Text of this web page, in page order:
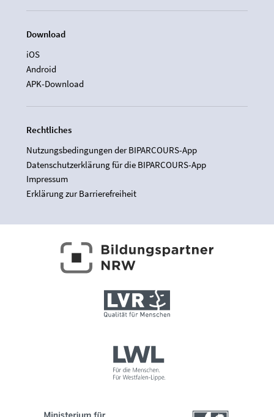
Download
iOS
Android
APK-Download
Rechtliches
Nutzungsbedingungen der BIPARCOURS-App
Datenschutzerklärung für die BIPARCOURS-App
Impressum
Erklärung zur Barrierefreiheit